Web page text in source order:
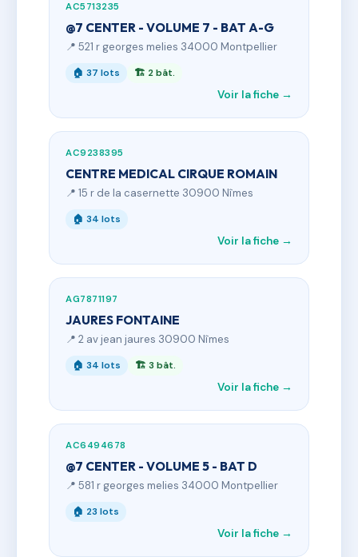
AC5713235
@7 CENTER - VOLUME 7 - BAT A-G
📍 521 r georges melies 34000 Montpellier
🏠 37 lots 🏗 2 bât.
Voir la fiche →
AC9238395
CENTRE MEDICAL CIRQUE ROMAIN
📍 15 r de la casernette 30900 Nîmes
🏠 34 lots
Voir la fiche →
AG7871197
JAURES FONTAINE
📍 2 av jean jaures 30900 Nîmes
🏠 34 lots 🏗 3 bât.
Voir la fiche →
AC6494678
@7 CENTER - VOLUME 5 - BAT D
📍 581 r georges melies 34000 Montpellier
🏠 23 lots
Voir la fiche →